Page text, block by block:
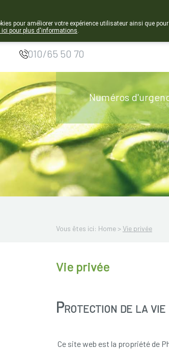
Pharmacie de
Chastre
010/65 50 70
Numéros
Vous êtes ici: Home >Vie privée
Vie privée
Protection de la vie
Ce site web est la propriété de
pour améliorer votre expérience utilisateur ainsi que
ici pour plus d'informations.